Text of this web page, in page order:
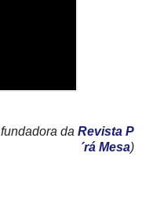
fundadora da Revista P
´rá Mesa)